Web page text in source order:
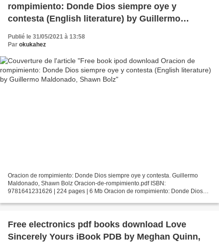
rompimiento: Donde Dios siempre oye y
contesta (English literature) by Guillermo
Maldonado, Shawn Bolz
Publié le 31/05/2021 à 13:58
Par okukahez
Oracion de rompimiento: Donde Dios siempre oye y contesta. Guillermo
Maldonado, Shawn Bolz Oracion-de-rompimiento.pdf ISBN:
9781641231626 | 224 pages | 6 Mb Oracion de rompimiento: Donde Dios
Free electronics pdf books download Love
Sincerely Yours iBook PDB by Meghan Quinn,